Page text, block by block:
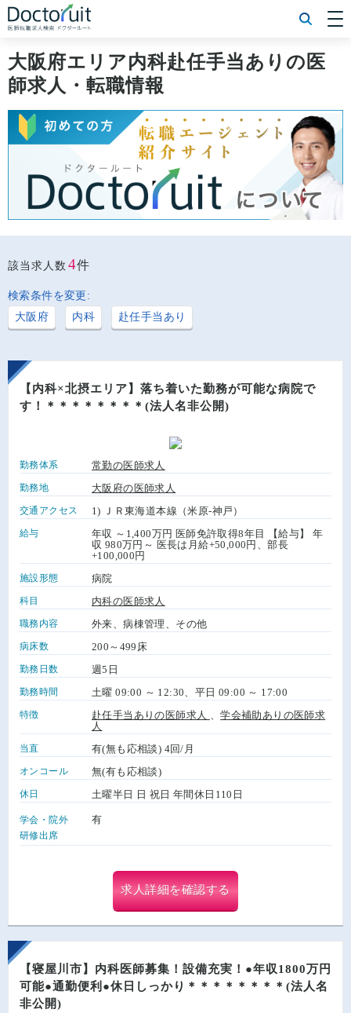
[常勤] 科目から探す
[常勤] 特徴から探す
[非常勤] エリアから探す
[非常勤] 科目から探す
Doctoruit医師転職特集
Doctoruitについて
運営者情報
プライバシーポリシー
大阪府エリア内科赴任手当ありの医
師求人・転職情報
該当求人数 4件
検索条件を変更:
大阪府
内科 赴任手当あり
【内科×北摂エリア】落ち着いた勤務が可能な病院で
す！＊＊＊＊＊＊＊＊(法人名非公開)
勤務体系 常勤の医師求人
勤務地 大阪府の医師求人
交通アクセス 1) ＪＲ東海道本線（米原-神戸）
給与
年収 ～1,400万円 医師免許取得8年目 【給与】 年
収 980万円～ 医長は月給+50,000円、部長
+100,000円
施設形態 病院
科目 内科の医師求人
職務内容 外来、病棟管理、その他
病床数 200～499床
勤務日数 週5日
勤務時間 土曜 09:00 ～ 12:30、平日 09:00 ～ 17:00
特徴 赴任手当ありの医師求人 、学会補助ありの医師求
人
当直 有(無も応相談) 4回/月
オンコール 無(有も応相談)
休日 土曜半日 日 祝日 年間休日110日
学会・院外
研修出席
有
求人詳細を確認する
【寝屋川市】内科医師募集！設備充実！●年収1800万円
可能●通勤便利●休日しっかり＊＊＊＊＊＊＊＊(法人名
非公開)